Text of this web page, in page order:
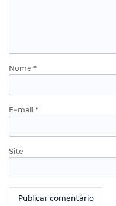
Nome *
E-mail *
Site